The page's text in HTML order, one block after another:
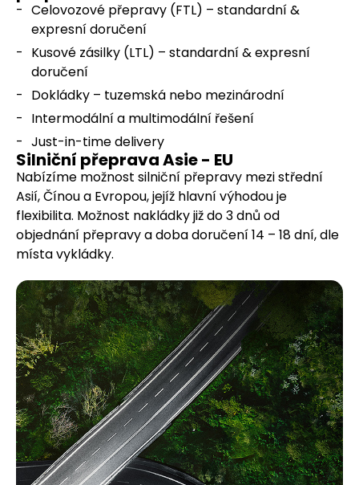
Celovozové přepravy (FTL) – standardní &
expresní doručení
Kusové zásilky (LTL) – standardní & expresní
doručení
Dokládky – tuzemská nebo mezinárodní
Intermodální a multimodální řešení
Just-in-time delivery
Silniční přeprava Asie - EU
Nabízíme možnost silniční přepravy mezi střední
Asií, Čínou a Evropou, jejíž hlavní výhodou je
flexibilita. Možnost nakládky již do 3 dnů od
objednání přepravy a doba doručení 14 – 18 dní, dle
místa vykládky.